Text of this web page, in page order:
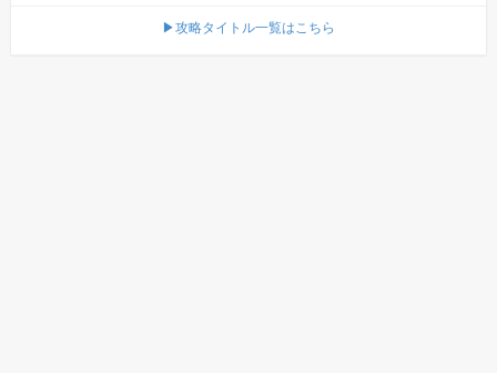
▶攻略タイトル一覧はこちら